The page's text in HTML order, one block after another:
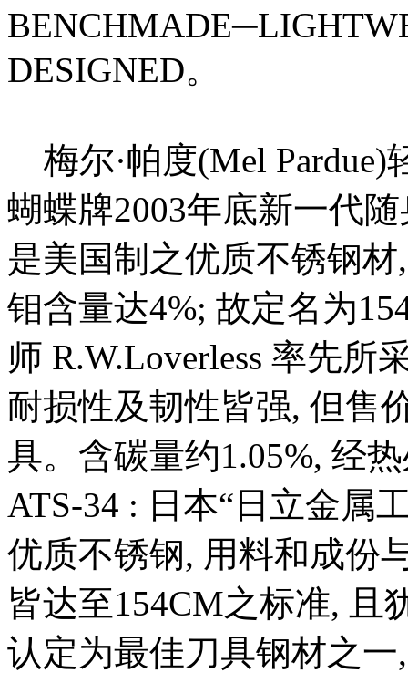
DESIGNED。
梅尔·帕度(Mel Pardue)
蝴蝶牌2003年底新一代
是美国制之优质不锈钢
钼含量达4%; 故定名为
师 R.W.Loverless 率先所
耐损性及韧性皆强, 但售
具。含碳量约1.05%, 经
ATS-34 : 日本“日立金属
优质不锈钢, 用料和成份
皆达至154CM之标准, 且
认定为最佳刀具钢材之